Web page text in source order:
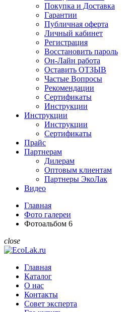
Покупка и Доставка
Гарантии
Публичная оферта
Личный кабинет
Регистрация
Восстановить пароль
Он-Лайн работа
Оставить ОТЗЫВ
Частые Вопросы
Рекомендации
Сертификаты
Инструкции
Инструкции
Инструкции
Сертификаты
Прайс
Партнерам
Дилерам
Оптовым клиентам
Партнеры ЭкоЛак
Видео
Главная
Фото галереи
Фотоальбом 6
close
Главная
Каталог
О нас
Контакты
Совет эксперта